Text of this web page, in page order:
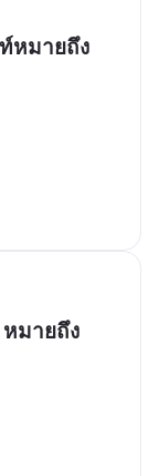
หมายถึง
มายถึง